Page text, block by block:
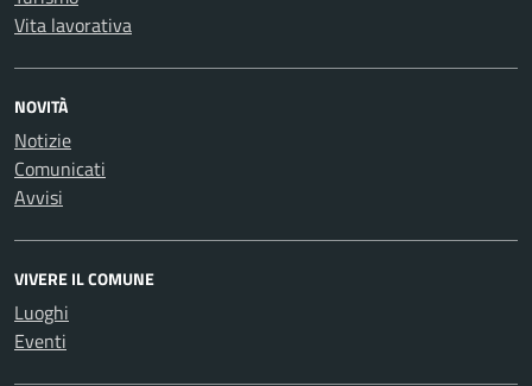
Vita lavorativa
NOVITÀ
Notizie
Comunicati
Avvisi
VIVERE IL COMUNE
Luoghi
Eventi